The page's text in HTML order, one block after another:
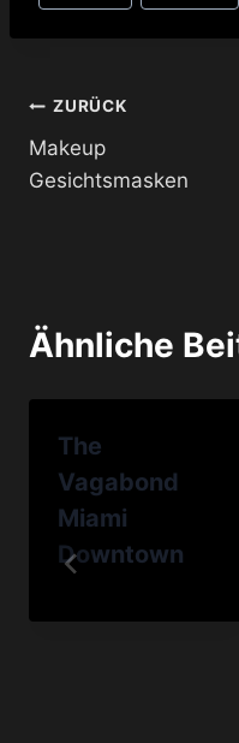
ZURÜCK
Makeup
Gesichtsmasken
Ähnliche
The
Vagabond
Miami
Downtown